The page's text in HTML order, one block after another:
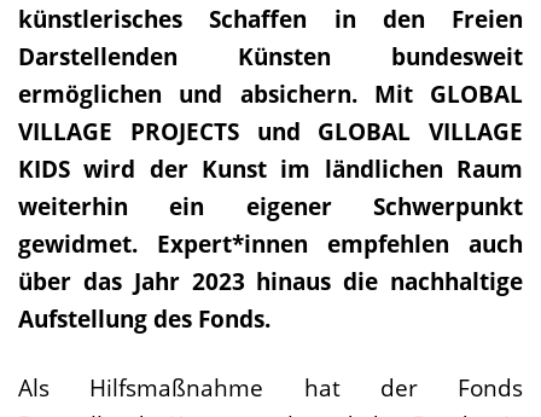
künstlerisches Schaffen in den Freien
Darstellenden Künsten bundesweit
ermöglichen und absichern. Mit GLOBAL
VILLAGE PROJECTS und GLOBAL VILLAGE
KIDS wird der Kunst im ländlichen Raum
weiterhin ein eigener Schwerpunkt
gewidmet. Expert*innen empfehlen auch
über das Jahr 2023 hinaus die nachhaltige
Aufstellung des Fonds.
Als Hilfsmaßnahme hat der Fonds